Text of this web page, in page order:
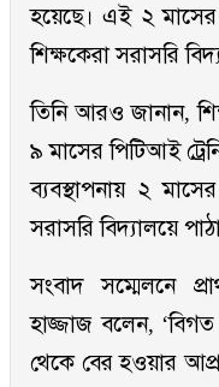
হয়েছে। এই ২ মাসের
শিক্ষকেরা সরাসরি
তিনি আরও জানান,
৯ মাসের পিটিআই
ব্যবস্থাপনায় ২
সরাসরি বিদ্যালয়ে
সংবাদ সম্মেলনে
হাজ্জাজ বলেন,
থেকে বের হওয়ার